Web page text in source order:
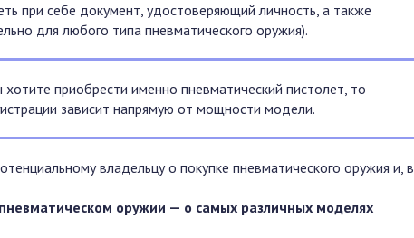
при себе документ, удостоверяющий личность, а также
для любого типа пневматического оружия).
хотите приобрести именно пневматический пистолет, то
зависит напрямую от мощности модели.
владельцу о покупке пневматического оружия и, в
оружии — о самых различных моделях